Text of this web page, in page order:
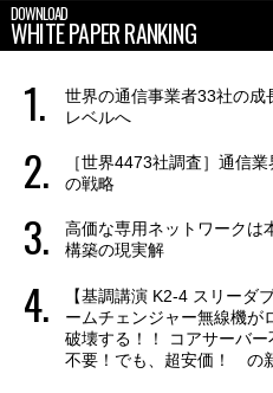
DOWNLOAD
WHITE PAPER RANKING
世界の通信事業者33社の
レベルへ
［世界4473社調査］通信
の戦略
高価な専用ネットワークは
構築の現実解
【基調講演 K2-4 スリーダ
ームチェンジャー無線機が
破壊する！！ コアサーバ
不要！でも、超安価！ の